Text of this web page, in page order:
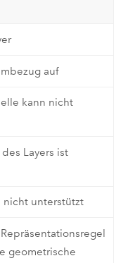
auf
kann nicht
Layers ist
nicht unterstützt
geometrische